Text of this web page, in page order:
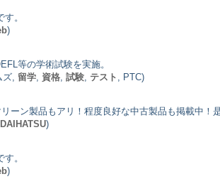
。
)
等の学術試験を実施。
, 留学 資格 試験 テスト , PTC)
ーン製品もアリ！程度良好な中古製品も掲載中！
DAIHATSU)
。
)